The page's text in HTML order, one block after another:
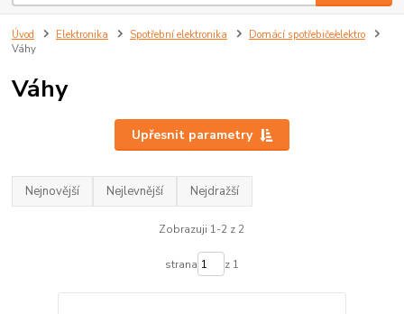
Úvod Elektronika Spotřební elektronika
Domácí spotřebiče/elektro
Váhy
Váhy
Upřesnit parametry
Nejnovější Nejlevnější Nejdražší
Zobrazuji 1-2 z 2
strana z 1